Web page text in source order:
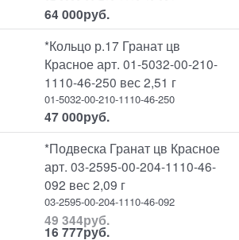
64 000руб.
*Кольцо р.17 Гранат цв
Красное арт. 01-5032-00-210-
1110-46-250 вес 2,51 г
01-5032-00-210-1110-46-250
47 000руб.
*Подвеска Гранат цв Красное
арт. 03-2595-00-204-1110-46-
092 вес 2,09 г
03-2595-00-204-1110-46-092
49 344руб.
16 777руб.